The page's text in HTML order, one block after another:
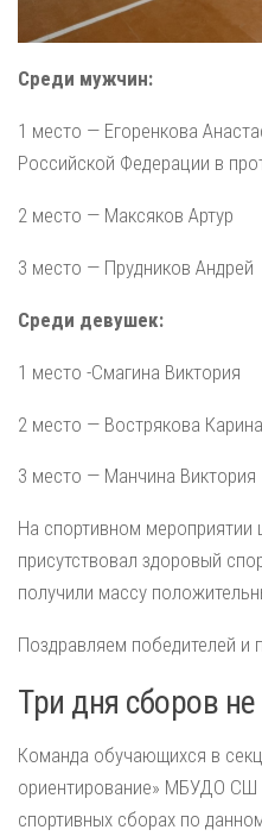
Среди мужчин:
1 место — Егоренкова
Российской Федерации в
2 место — Максяков Артур
3 место — Прудников Андрей
Среди девушек:
1 место -Смагина Виктория
2 место — Вострякова Карина
3 место — Манчина Виктория
На спортивном мероприятии
присутствовал здоровый
получили массу
Поздравляем победителей и
Три дня сборов
Команда обучающихся в
ориентирование» МБУДО СШ
спортивных сборах